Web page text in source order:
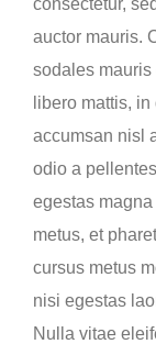
auctor mauris.
sodales
libero mattis,
accumsan nisl
odio a
egestas
metus, et
cursus metus
nisi egestas
Nulla vitae